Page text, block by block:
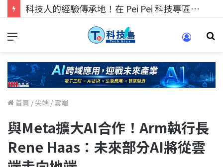
科技人的經驗傳承地！在 Pei Pei 科技專區，與學弟妹交流最硬核的技術
首頁 /尖端 / 雲端
與Meta擴大AI合作！Arm執行長
Rene Haas：未來部分AI將從雲